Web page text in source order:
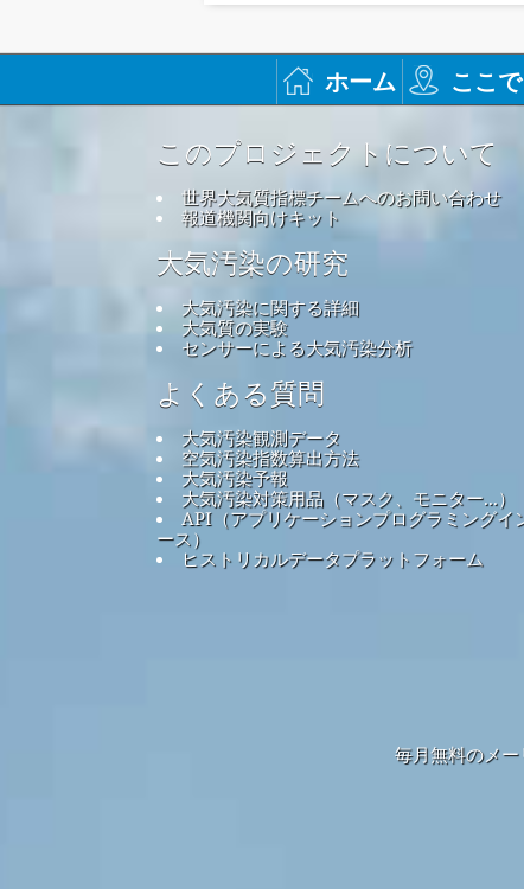
ホーム ここで
このプロジェクトについて
世界大気質指標チームへのお問い合わせ
報道機関向けキット
大気汚染の研究
大気汚染に関する詳細
大気質の実験
センサーによる大気汚染分析
よくある質問
大気汚染観測データ
空気汚染指数算出方法
大気汚染予報
大気汚染対策用品（マスク、モニター...）
API（アプリケーションプログラミングイ
ース）
ヒストリカルデータプラットフォーム
毎月無料のメー